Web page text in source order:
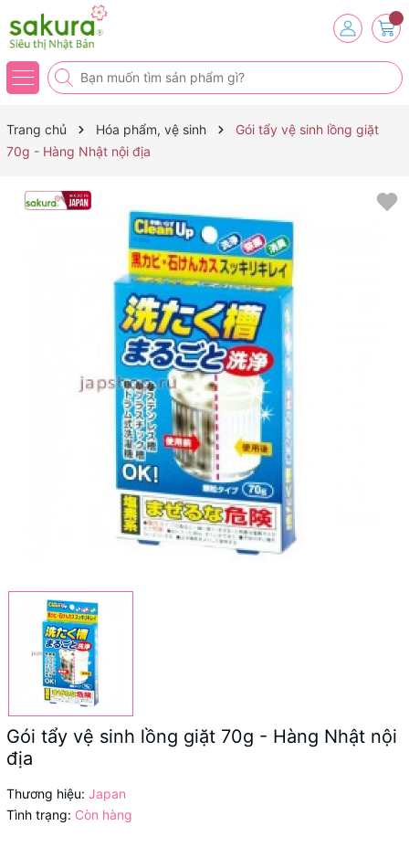
Trang chủ Hóa phẩm, vệ sinh
Gói tẩy vệ sinh lồng giặt
70g - Hàng Nhật nội địa
Gói tẩy vệ sinh lồng giặt 70g - Hàng Nhật nội
địa
Thương hiệu: Japan
Tình trạng: Còn hàng